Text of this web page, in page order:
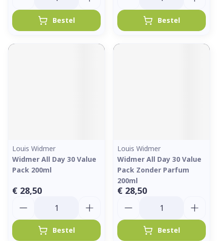
Bestel Bestel
Louis Widmer
Widmer All Day 30 Value
Pack 200ml
€ 28,50
Bestel
Louis Widmer
Widmer All Day 30 Value
Pack Zonder Parfum
200ml
€ 28,50
Bestel